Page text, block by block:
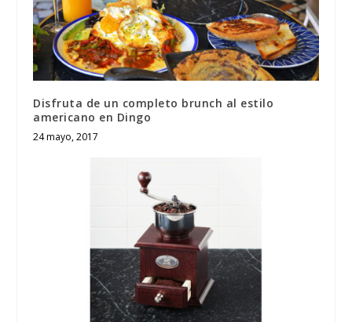
Disfruta de un completo brunch al estilo
americano en Dingo
24 mayo, 2017